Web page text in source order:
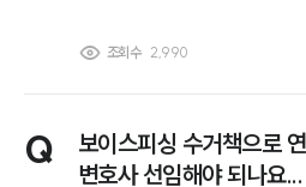
대륜법률상
조회수 2,990
Q
보이스피싱 수거책으로
변호사 선임해야 되나요